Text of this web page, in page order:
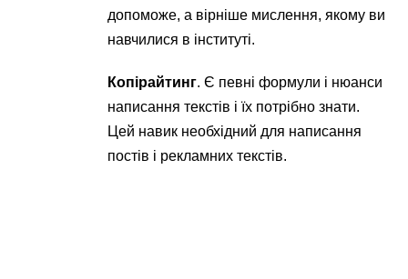
допоможе, а вірніше мислення, якому ви
навчилися в інституті.
Копірайтинг. Є певні формули і нюанси
написання текстів і їх потрібно знати.
Цей навик необхідний для написання
постів і рекламних текстів.